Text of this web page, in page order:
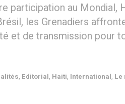
participation au Mondial,
les Grenadiers
et de transmission pour
, Editorial, Haiti, International, Le